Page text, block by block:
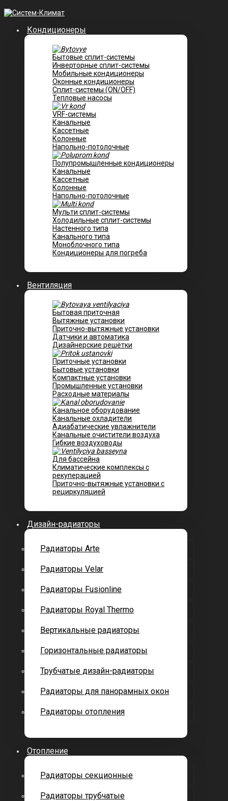
Кондиционеры
Бытовые сплит-системы
Инверторные сплит-системы
Мобильные кондиционеры
Оконные кондиционеры
Сплит-системы (ON/OFF)
Тепловые насосы
VRF-системы
Канальные
Касcетные
Колонные
Напольно-потолочные
Полупромышленные кондиционеры
Канальные
Кассетные
Колонные
Напольно-потолочные
Мульти сплит-системы
Холодильные сплит-системы
Настенного типа
Канального типа
Моноблочного типа
Кондиционеры для погреба
Вентиляция
Бытовая приточная
Вытяжные установки
Приточно-вытяжные установки
Датчики и автоматика
Дизайнерские решётки
Приточные установки
Бытовые установки
Компактные установки
Промышленные установки
Расходные материалы
Канальное оборудование
Канальные охладители
Адиабатические увлажнители
Канальные очистители воздуха
Гибкие воздуховоды
Для бассейна
Климатические комплексы с
рекуперацией
Приточно-вытяжные установки с
рециркуляцией
Дизайн-радиаторы
Радиаторы Arte
Радиаторы Velar
Радиаторы Fusionline
Радиаторы Royal Thermo
Вертикальные радиаторы
Горизонтальные радиаторы
Трубчатые дизайн-радиаторы
Радиаторы для панорамных окон
Радиаторы отопления
Отопление
Радиаторы секционные
Радиаторы трубчатые